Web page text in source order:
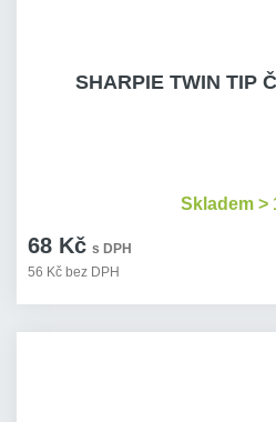
SHARPIE TWIN TIP
68 Kč s DPH
56 Kč bez DPH
Skladem >